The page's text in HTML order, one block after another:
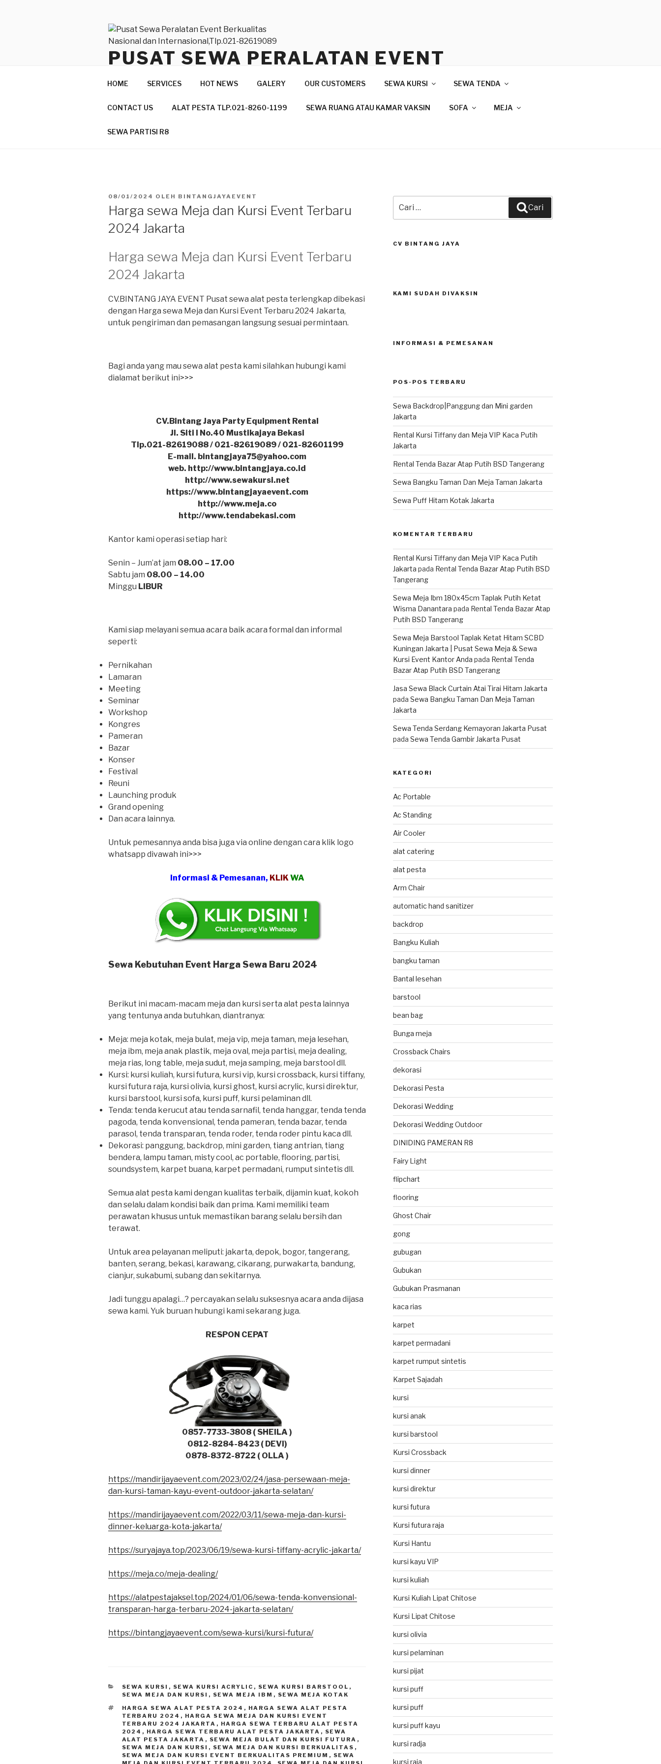
PUSAT SEWA PERALATAN EVENT
BERKUALITAS NASIONAL DAN
INTERNASIONAL,TLP.021-82619089
HOME SERVICES HOT NEWS GALERY OUR CUSTOMERS SEWA KURSI SEWA TENDA
CONTACT US ALAT PESTA TLP.021-8260-1199 SEWA RUANG ATAU KAMAR VAKSIN SOFA MEJA
SEWA PARTISI R8
DIPOSKAN
PADA
08/01/2024 OLEH BINTANGJAYAEVENT
Harga sewa Meja dan Kursi Event Terbaru
2024 Jakarta
Harga sewa Meja dan Kursi Event Terbaru
2024 Jakarta
CV.BINTANG JAYA EVENT Pusat sewa alat pesta terlengkap dibekasi
dengan Harga sewa Meja dan Kursi Event Terbaru 2024 Jakarta,
untuk pengiriman dan pemasangan langsung sesuai permintaan.
Bagi anda yang mau sewa alat pesta kami silahkan hubungi kami
dialamat berikut ini>>>
CV.Bintang Jaya Party Equipment Rental
Jl. Siti I No.40 Mustikajaya Bekasi
Tlp.021-82619088 / 021-82619089 / 021-82601199
E-mail. bintangjaya75@yahoo.com
web. http://www.bintangjaya.co.id
http://www.sewakursi.net
https://www.bintangjayaevent.com
http://www.meja.co
http://www.tendabekasi.com
Kantor kami operasi setiap hari:
Senin – Jum’at jam 08.00 – 17.00
Sabtu jam 08.00 – 14.00
Minggu LIBUR
Kami siap melayani semua acara baik acara formal dan informal
seperti:
Pernikahan
Lamaran
Meeting
Seminar
Workshop
Kongres
Pameran
Bazar
Konser
Festival
Reuni
Launching produk
Grand opening
Dan acara lainnya.
Untuk pemesannya anda bisa juga via online dengan cara klik logo
whatsapp divawah ini>>>
Informasi & Pemesanan, KLIK WA
Sewa Kebutuhan Event Harga Sewa Baru 2024
Berikut ini macam-macam meja dan kursi serta alat pesta lainnya
yang tentunya anda butuhkan, diantranya:
Meja: meja kotak, meja bulat, meja vip, meja taman, meja lesehan,
meja ibm, meja anak plastik, meja oval, meja partisi, meja dealing,
meja rias, long table, meja sudut, meja samping, meja barstool dll.
Kursi: kursi kuliah, kursi futura, kursi vip, kursi crossback, kursi tiffany,
kursi futura raja, kursi olivia, kursi ghost, kursi acrylic, kursi direktur,
kursi barstool, kursi sofa, kursi puff, kursi pelaminan dll.
Tenda: tenda kerucut atau tenda sarnafil, tenda hanggar, tenda tenda
pagoda, tenda konvensional, tenda pameran, tenda bazar, tenda
parasol, tenda transparan, tenda roder, tenda roder pintu kaca dll.
Dekorasi: panggung, backdrop, mini garden, tiang antrian, tiang
bendera, lampu taman, misty cool, ac portable, flooring, partisi,
soundsystem, karpet buana, karpet permadani, rumput sintetis dll.
Semua alat pesta kami dengan kualitas terbaik, dijamin kuat, kokoh
dan selalu dalam kondisi baik dan prima. Kami memiliki team
perawatan khusus untuk memastikan barang selalu bersih dan
terawat.
Untuk area pelayanan meliputi: jakarta, depok, bogor, tangerang,
banten, serang, bekasi, karawang, cikarang, purwakarta, bandung,
cianjur, sukabumi, subang dan sekitarnya.
Jadi tunggu apalagi…? percayakan selalu suksesnya acara anda dijasa
sewa kami. Yuk buruan hubungi kami sekarang juga.
RESPON CEPAT
0857-7733-3808 ( SHEILA )
0812-8284-8423 ( DEVI)
0878-8372-8722 ( OLLA )
https://mandirijayaevent.com/2023/02/24/jasa-persewaan-meja-
dan-kursi-taman-kayu-event-outdoor-jakarta-selatan/
https://mandirijayaevent.com/2022/03/11/sewa-meja-dan-kursi-
dinner-keluarga-kota-jakarta/
https://suryajaya.top/2023/06/19/sewa-kursi-tiffany-acrylic-jakarta/
https://meja.co/meja-dealing/
https://alatpestajaksel.top/2024/01/06/sewa-tenda-konvensional-
transparan-harga-terbaru-2024-jakarta-selatan/
https://bintangjayaevent.com/sewa-kursi/kursi-futura/
KATEGORI
SEWA KURSI , SEWA KURSI ACRYLIC , SEWA KURSI BARSTOOL ,
SEWA MEJA DAN KURSI , SEWA MEJA IBM , SEWA MEJA KOTAK
TAG
HARGA SEWA ALAT PESTA 2024 , HARGA SEWA ALAT PESTA
TERBARU 2024 , HARGA SEWA MEJA DAN KURSI EVENT
TERBARU 2024 JAKARTA , HARGA SEWA TERBARU ALAT PESTA
2024 , HARGA SEWA TERBARU ALAT PESTA JAKARTA , SEWA
ALAT PESTA JAKARTA , SEWA MEJA BULAT DAN KURSI FUTURA ,
SEWA MEJA DAN KURSI , SEWA MEJA DAN KURSI BERKUALITAS ,
SEWA MEJA DAN KURSI EVENT BERKUALITAS PREMIUM , SEWA
untuk:
Cari
CV BINTANG JAYA
KAMI SUDAH DIVAKSIN
INFORMASI & PEMESANAN
POS-POS TERBARU
Sewa Backdrop|Panggung dan Mini garden
Jakarta
Rental Kursi Tiffany dan Meja VIP Kaca Putih
Jakarta
Rental Tenda Bazar Atap Putih BSD Tangerang
Sewa Bangku Taman Dan Meja Taman Jakarta
Sewa Puff Hitam Kotak Jakarta
KOMENTAR TERBARU
Rental Kursi Tiffany dan Meja VIP Kaca Putih
Jakarta pada Rental Tenda Bazar Atap Putih BSD
Tangerang
Sewa Meja Ibm 180x45cm Taplak Putih Ketat
Wisma Danantara pada Rental Tenda Bazar Atap
Putih BSD Tangerang
Sewa Meja Barstool Taplak Ketat Hitam SCBD
Kuningan Jakarta | Pusat Sewa Meja & Sewa
Kursi Event Kantor Anda pada Rental Tenda
Bazar Atap Putih BSD Tangerang
Jasa Sewa Black Curtain Atai Tirai Hitam Jakarta
pada Sewa Bangku Taman Dan Meja Taman
Jakarta
Sewa Tenda Serdang Kemayoran Jakarta Pusat
pada Sewa Tenda Gambir Jakarta Pusat
KATEGORI
Ac Portable
Ac Standing
Air Cooler
alat catering
alat pesta
Arm Chair
automatic hand sanitizer
backdrop
Bangku Kuliah
bangku taman
Bantal lesehan
barstool
bean bag
Bunga meja
Crossback Chairs
dekorasi
Dekorasi Pesta
Dekorasi Wedding
Dekorasi Wedding Outdoor
DINIDING PAMERAN R8
Fairy Light
flipchart
flooring
Ghost Chair
gong
gubugan
Gubukan
Gubukan Prasmanan
kaca rias
karpet
karpet permadani
karpet rumput sintetis
Karpet Sajadah
kursi
kursi anak
kursi barstool
Kursi Crossback
kursi dinner
kursi direktur
kursi futura
Kursi futura raja
Kursi Hantu
kursi kayu VIP
kursi kuliah
Kursi Kuliah Lipat Chitose
Kursi Lipat Chitose
kursi olivia
kursi pelaminan
kursi pijat
kursi puff
kursi puff
kursi puff kayu
kursi radja
kursi raja